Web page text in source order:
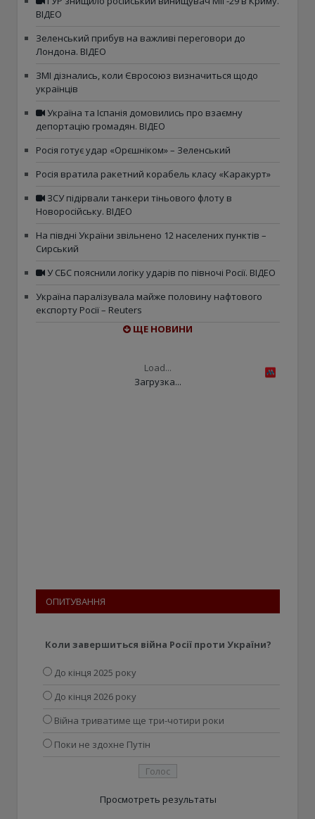
ВІДЕО
Зеленський прибув на важливі переговори до
Лондона. ВІДЕО
ЗМІ дізнались, коли Євросоюз визначиться щодо
українців
Україна та Іспанія домовились про взаємну
депортацію громадян. ВІДЕО
Росія готує удар «Орєшніком» – Зеленський
Росія вратила ракетний корабель класу «Каракурт»
ЗСУ підірвали танкери тіньового флоту в
Новоросійську. ВІДЕО
На півдні України звільнено 12 населених пунктів –
Сирський
У СБС пояснили логіку ударів по півночі Росії. ВІДЕО
Україна паралізувала майже половину нафтового
експорту Росії – Reuters
ЩЕ НОВИНИ
Load...
Загрузка...
ОПИТУВАННЯ
Коли завершиться війна Росії проти України?
До кінця 2025 року
До кінця 2026 року
Війна триватиме ще три-чотири роки
Поки не здохне Путін
Просмотреть результаты